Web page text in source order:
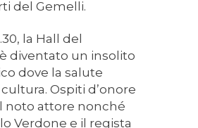
del Gemelli.
la Hall del
diventato un insolito
dove la salute
Ospiti d’onore
noto attore nonché
Verdone e il regista